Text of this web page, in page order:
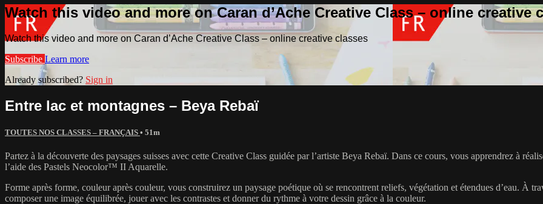
Watch this video and more on Caran d’Ache Creative Class – online creative
Watch this video and more on Caran d’Ache Creative Class – online creative classes
Subscribe Learn more
Already subscribed? Sign in
Entre lac et montagnes – Beya Rebaï
TOUTES NOS CLASSES – FRANÇAIS • 51m
Partez à la découverte des paysages suisses avec cette Creative Class guidée par l’artiste Beya Rebaï. Dans ce cours, vous apprendrez à
l’aide des Pastels Neocolor™ II Aquarelle.
Forme après forme, couleur après couleur, vous construirez un paysage poétique où se rencontrent reliefs, végétation et étendues d’eau. À
composer une image équilibrée, jouer avec les contrastes et donner du rythme à votre dessin grâce à la couleur.